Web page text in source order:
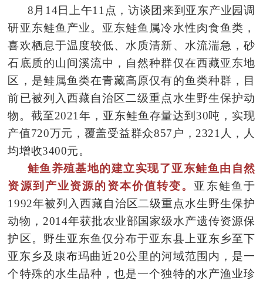
8月14日上午11点，访谈团来到亚东产业园调
研亚东鲑鱼产业。亚东鲑鱼属冷水性肉食鱼类，
喜欢栖息于温度较低、水质清新、水流湍急，砂
石底质的山间溪流中，自然种群仅在西藏亚东地
区，是鲑属鱼类在青藏高原仅有的鱼类种群，目
前已被列入西藏自治区二级重点水生野生保护动
物。截至2021年，亚东鲑鱼存量达到30吨，实现
产值720万元，覆盖受益群众857户，2321人，人
均增收3400元。
鲑鱼养殖基地的建立实现了亚东鲑鱼由自然
资源到产业资源的资本价值转变。 亚东鲑鱼于
1992年被列入西藏自治区二级重点水生野生保护
动物，2014年获批农业部国家级水产遗传资源保
护区。野生亚东鱼仅分布于亚东县上亚东乡至下
亚东乡及康布玛曲近20公里的河域范围内，是一
个特殊的水生品种，也是一个独特的水产渔业珍